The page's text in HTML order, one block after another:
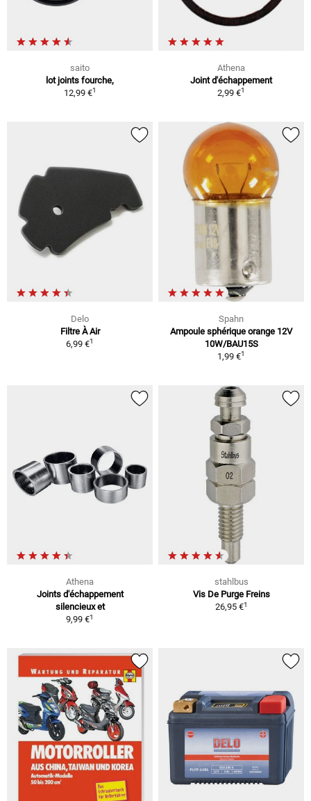
saito
lot joints fourche,
12,99 €1
Athena
Joint d'échappement
2,99 €1
Delo
Filtre À Air
6,99 €1
Spahn
Ampoule sphérique orange 12V
10W/BAU15S
1,99 €1
Athena
Joints d'échappement
silencieux et
9,99 €1
stahlbus
Vis De Purge Freins
26,95 €1